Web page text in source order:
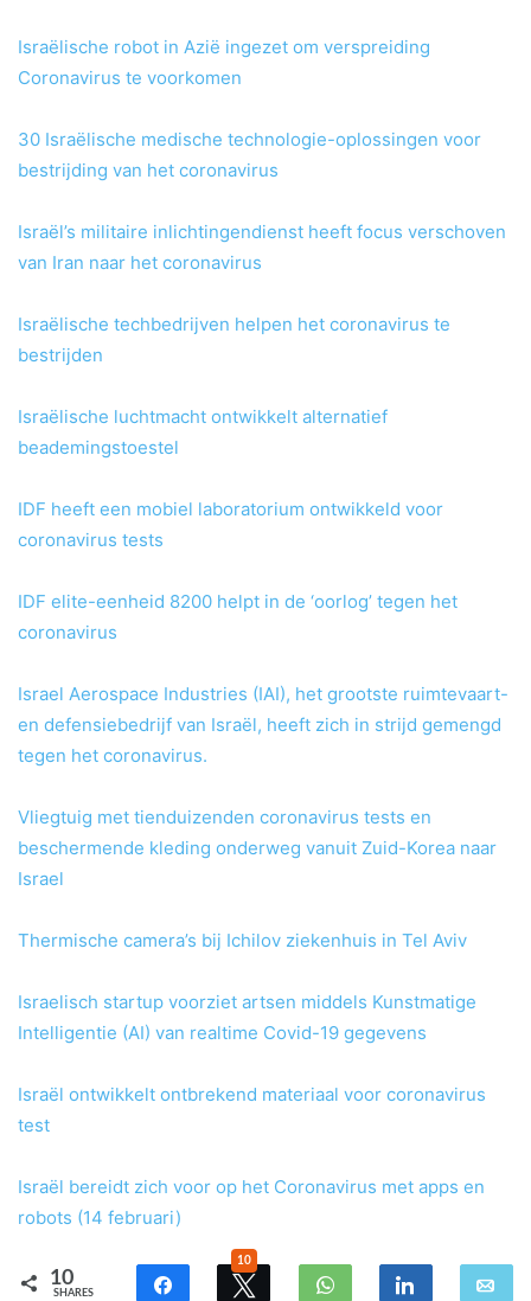
Israëlische robot in Azië ingezet om verspreiding
Coronavirus te voorkomen
30 Israëlische medische technologie-oplossingen voor
bestrijding van het coronavirus
Israël’s militaire inlichtingendienst heeft focus verschoven
van Iran naar het coronavirus
Israëlische techbedrijven helpen het coronavirus te
bestrijden
Israëlische luchtmacht ontwikkelt alternatief
beademingstoestel
IDF heeft een mobiel laboratorium ontwikkeld voor
coronavirus tests
IDF elite-eenheid 8200 helpt in de ‘oorlog’ tegen het
coronavirus
Israel Aerospace Industries (IAI), het grootste ruimtevaart-
en defensiebedrijf van Israël, heeft zich in strijd gemengd
tegen het coronavirus.
Vliegtuig met tienduizenden coronavirus tests en
beschermende kleding onderweg vanuit Zuid-Korea naar
Israel
Thermische camera’s bij Ichilov ziekenhuis in Tel Aviv
Israelisch startup voorziet artsen middels Kunstmatige
Intelligentie (AI) van realtime Covid-19 gegevens
Israël ontwikkelt ontbrekend materiaal voor coronavirus
test
Israël bereidt zich voor op het Coronavirus met apps en
robots (14 februari)
10
SHARES
10